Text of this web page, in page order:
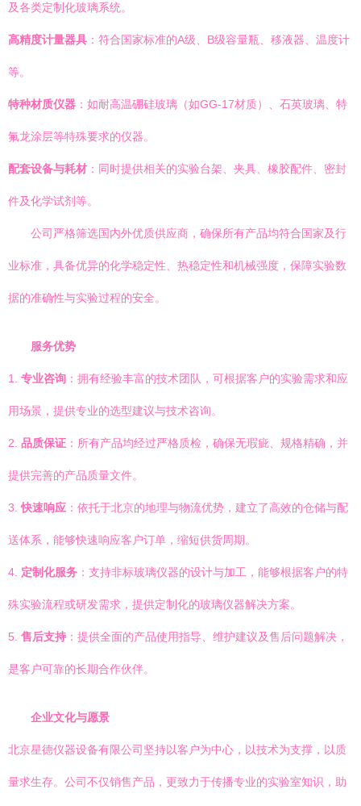
及各类定制化玻璃系统。
高精度计量器具 ：符合国家标准的A级、B级容量瓶、移液器、温度计
等。
特种材质仪器 ：如耐高温硼硅玻璃（如GG-17材质）、石英玻璃、特
氟龙涂层等特殊要求的仪器。
配套设备与耗材 ：同时提供相关的实验台架、夹具、橡胶配件、密封
件及化学试剂等。
公司严格筛选国内外优质供应商，确保所有产品均符合国家及行
业标准，具备优异的化学稳定性、热稳定性和机械强度，保障实验数
据的准确性与实验过程的安全。
服务优势
1. 专业咨询 ：拥有经验丰富的技术团队，可根据客户的实验需求和应
用场景，提供专业的选型建议与技术咨询。
2. 品质保证 ：所有产品均经过严格质检，确保无瑕疵、规格精确，并
提供完善的产品质量文件。
3.快速响应 ：依托于北京的地理与物流优势，建立了高效的仓储与配
送体系，能够快速响应客户订单，缩短供货周期。
4. 定制化服务 ：支持非标玻璃仪器的设计与加工，能够根据客户的特
殊实验流程或研发需求，提供定制化的玻璃仪器解决方案。
5. 售后支持 ：提供全面的产品使用指导、维护建议及售后问题解决，
是客户可靠的长期合作伙伴。
企业文化与愿景
北京星德仪器设备有限公司坚持以客户为中心，以技术为支撑，以质
量求生存。公司不仅销售产品，更致力于传播专业的实验室知识，助